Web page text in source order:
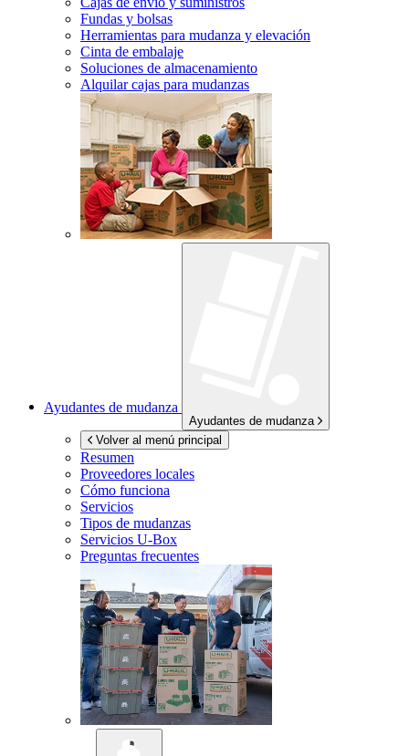
Fundas y bolsas
Herramientas para mudanza y elevación
Cinta de embalaje
Soluciones de almacenamiento
Alquilar cajas para mudanzas
Ayudantes de mudanza
Ayudantes de mudanza
Volver al menú principal
Resumen
Proveedores locales
Cómo funciona
Servicios
Tipos de mudanzas
Servicios U-Box
Preguntas frecuentes